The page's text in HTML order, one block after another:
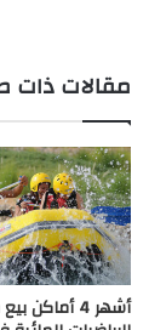
مقالات ذات
أشهر 4